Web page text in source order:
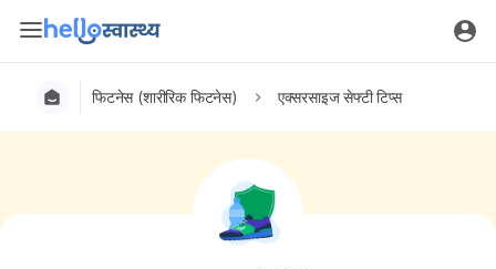
फिटनेस (शारीरिक फिटनेस) एक्सरसाइज सेफ्टी टिप्स